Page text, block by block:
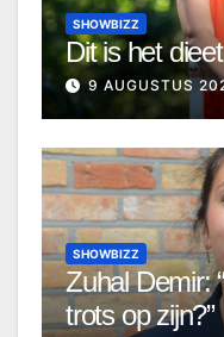
SHOWBIZZ
Dit is het
9 AUGUSTUS
SHOWBIZZ
Zuhal Demir:
trots op zijn?”